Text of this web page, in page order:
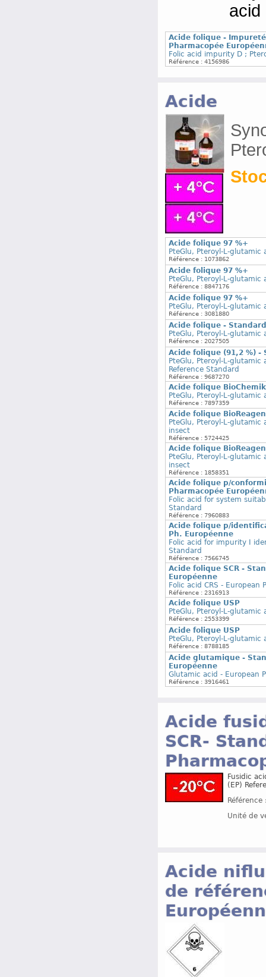
acid
Acide folique -
Pharmacopée
Folic acid impurity D ;
Référence : 4156986
Acide
Acide folique 97 %+
PteGlu, Pteroyl-L-
Référence : 1073862
Acide folique 97 %+
PteGlu, Pteroyl-L-
Référence : 8847176
Acide folique 97 %+
PteGlu, Pteroyl-L-
Référence : 3081880
Acide folique -
PteGlu, Pteroyl-L-glutamic
Référence : 2027505
Acide folique (91,2 %)
PteGlu, Pteroyl-L-glutamic
Reference Standard
Référence : 9687270
Acide folique
PteGlu, Pteroyl-L-glutamic
Référence : 7897359
Acide folique
PteGlu, Pteroyl-L-glutamic
insect
Référence : 5724425
Acide folique
PteGlu, Pteroyl-L-glutamic
insect
Référence : 1858351
Acide folique p/
Pharmacopée
Folic acid for system
Standard
Référence : 7960883
Acide folique p/
Ph. Européenne
Folic acid for impurity I
Standard
Référence : 7566745
Acide folique SCR -
Européenne
Folic acid CRS - European
Référence : 2316913
Acide folique USP
PteGlu, Pteroyl-L-
Référence : 2553399
Acide folique USP
PteGlu, Pteroyl-L-
Référence : 8788185
Acide glutamique -
Européenne
Glutamic acid - European
Référence : 3916461
Acide
SCR-
Fusidic
(EP)
Unité de
Acide
de